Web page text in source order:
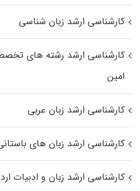
کارشناسی ارشد زبان شناسی
کارشناسی ارشد رﺷﺘﻪ ﻫﺎی
اﻣﻴﻦ
کارشناسی ارشد زبان عربی
کارشناسی ارشد زبان‌ های
کارشناسی ارشد زبان و ادبیات